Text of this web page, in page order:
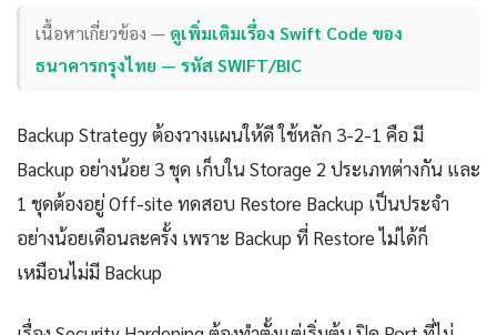
เนื้อหาเกี่ยวข้อง — ดูเพิ่มเติมเรื่อง Swift Code ของ
ธนาคารกรุงไทย — รหัส SWIFT/BIC
Backup Strategy ต้องวางแผนให้ดี ใช้หลัก 3-2-1 คือ มี
Backup อย่างน้อย 3 ชุด เก็บใน Storage 2 ประเภทต่างกัน และ
1 ชุดต้องอยู่ Off-site ทดสอบ Restore Backup เป็นประจำ
อย่างน้อยเดือนละครั้ง เพราะ Backup ที่ Restore ไม่ได้ก็
เหมือนไม่มี Backup